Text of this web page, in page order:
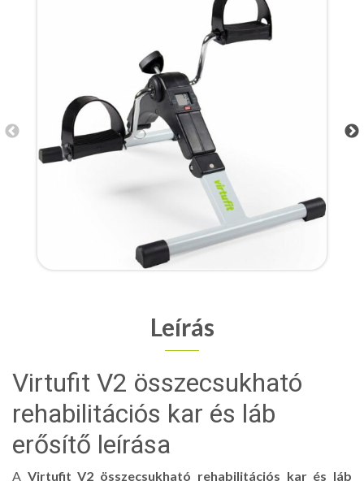
Leírás
Virtufit V2 összecsukható
rehabilitációs kar és láb
erősítő leírása
A Virtufit V2 összecsukható rehabilitációs kar és láb